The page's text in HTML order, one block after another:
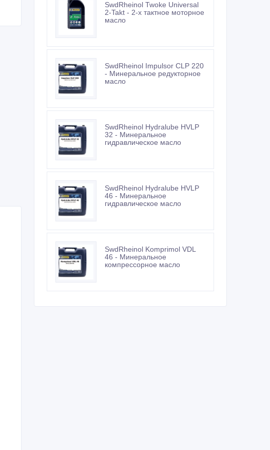
SwdRheinol Twoke Universal
2-Takt - 2-х тактное моторное
масло
SwdRheinol Impulsor CLP 220
- Минеральное редукторное
масло
SwdRheinol Hydralube HVLP
32 - Минеральное
гидравлическое масло
SwdRheinol Hydralube HVLP
46 - Минеральное
гидравлическое масло
SwdRheinol Komprimol VDL
46 - Минеральное
компрессорное масло